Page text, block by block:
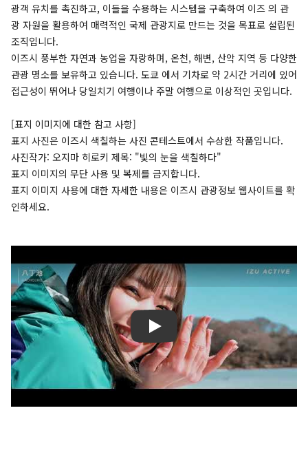
광객 유치를 촉진하고, 이들을 수용하는 시스템을 구축하여 이즈 의 관
광 자원을 활용하여 매력적인 국제 관광지로 만드는 것을 목표로 설립된
조직입니다.
이즈시 풍부한 자연과 농업을 자랑하며, 온천, 해변, 산악 지역 등 다양한
관광 명소를 보유하고 있습니다. 도쿄 에서 기차로 약 2시간 거리에 있어
접근성이 뛰어나 당일치기 여행이나 주말 여행으로 이상적인 곳입니다.
[표지 이미지에 대한 참고 사항]
표지 사진은 이즈시 색칠하는 사진 콘테스트에서 수상한 작품입니다.
사진작가: 오지마 히로키 제목: "빛의 눈을 색칠하다"
표지 이미지의 무단 사용 및 복제를 금지합니다.
표지 이미지 사용에 대한 자세한 내용은 이즈시 관광정보 웹사이트를 확
인하세요.